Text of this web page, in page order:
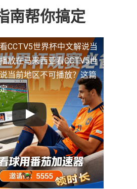
南帮你搞定
CCTV5世界杯中文解说当
放在马来西亚看CCTV5世
当前地区不可播放？这篇